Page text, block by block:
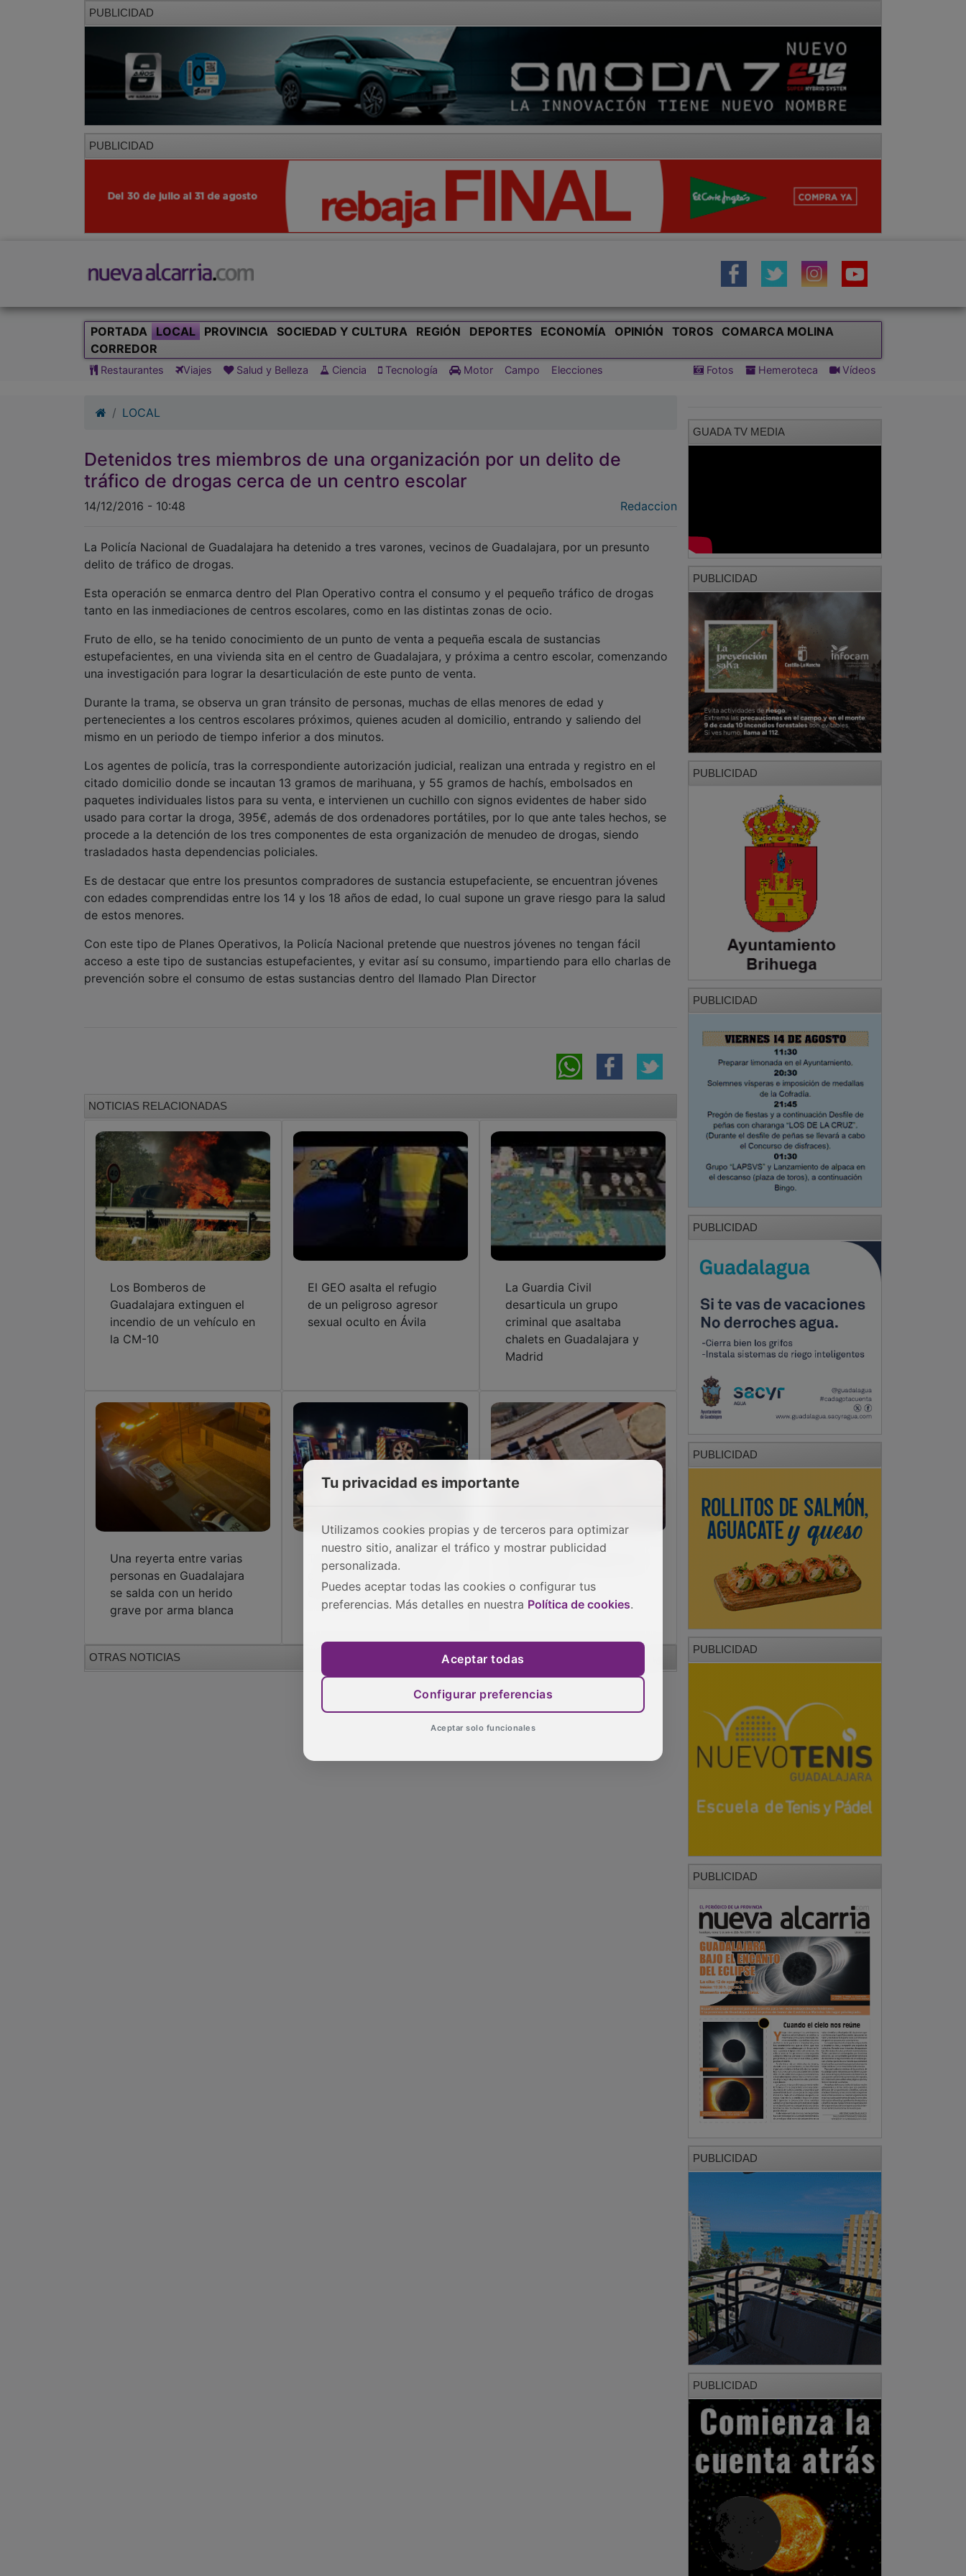
PUBLICIDAD
PUBLICIDAD
PORTADA LOCAL PROVINCIA SOCIEDAD Y CULTURA REGIÓN DEPORTES ECONOMÍA OPINIÓN TOROS
COMARCA MOLINA
CORREDOR
Restaurantes Viajes Salud y Belleza Ciencia Tecnología Motor Campo Elecciones Fotos Hemeroteca Vídeos
LOCAL
Detenidos tres miembros de una organización por un delito de
tráfico de drogas cerca de un centro escolar
14/12/2016 - 10:48 Redaccion
La Policía Nacional de Guadalajara ha detenido a tres varones, vecinos de Guadalajara, por un presunto
delito de tráfico de drogas.
Esta operación se enmarca dentro del Plan Operativo contra el consumo y el pequeño tráfico de drogas
tanto en las inmediaciones de centros escolares, como en las distintas zonas de ocio.
Fruto de ello, se ha tenido conocimiento de un punto de venta a pequeña escala de sustancias
estupefacientes, en una vivienda sita en el centro de Guadalajara, y próxima a centro escolar, comenzando
una investigación para lograr la desarticulación de este punto de venta.
Durante la trama, se observa un gran tránsito de personas, muchas de ellas menores de edad y
pertenecientes a los centros escolares próximos, quienes acuden al domicilio, entrando y saliendo del
mismo en un periodo de tiempo inferior a dos minutos.
Los agentes de policía, tras la correspondiente autorización judicial, realizan una entrada y registro en el
citado domicilio donde se incautan 13 gramos de marihuana, y 55 gramos de hachís, embolsados en
paquetes individuales listos para su venta, e intervienen un cuchillo con signos evidentes de haber sido
usado para cortar la droga, 395€, además de dos ordenadores portátiles, por lo que ante tales hechos, se
procede a la detención de los tres componentes de esta organización de menudeo de drogas, siendo
trasladados hasta dependencias policiales.
Es de destacar que entre los presuntos compradores de sustancia estupefaciente, se encuentran jóvenes
con edades comprendidas entre los 14 y los 18 años de edad, lo cual supone un grave riesgo para la salud
de estos menores.
Con este tipo de Planes Operativos, la Policía Nacional pretende que nuestros jóvenes no tengan fácil
acceso a este tipo de sustancias estupefacientes, y evitar así su consumo, impartiendo para ello charlas de
prevención sobre el consumo de estas sustancias dentro del llamado Plan Director
NOTICIAS RELACIONADAS
Los Bomberos de
Guadalajara extinguen el
incendio de un vehículo en
la CM-10
El GEO asalta el refugio
de un peligroso agresor
sexual oculto en Ávila
La Guardia Civil
desarticula un grupo
criminal que asaltaba
chalets en Guadalajara y
Madrid
Una reyerta entre varias
personas en Guadalajara
se salda con un herido
grave por arma blanca
Tres heridos tras el vuelco
de un turismo a la altura
del Escartín
Herido tras la cogida de
OTRAS NOTICIAS
GUADA TV MEDIA
PUBLICIDAD
PUBLICIDAD
PUBLICIDAD
PUBLICIDAD
PUBLICIDAD
PUBLICIDAD
PUBLICIDAD
PUBLICIDAD
PUBLICIDAD
Tu privacidad es importante
Utilizamos cookies propias y de terceros para optimizar
nuestro sitio, analizar el tráfico y mostrar publicidad
personalizada.
Puedes aceptar todas las cookies o configurar tus
preferencias. Más detalles en nuestra Política de cookies.
Aceptar todas
Configurar preferencias
Aceptar solo funcionales